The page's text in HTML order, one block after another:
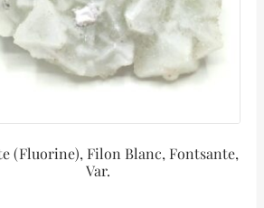
(Fluorine), Filon Blanc, Fontsante,
Var.